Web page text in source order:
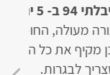
החומר מסודר
כל הנושאים